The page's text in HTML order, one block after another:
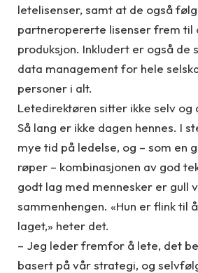
letelisenser, samt at de også
partneropererte lisenser frem til
produksjon. Inkludert er også de
data management for hele
personer i alt.
Letedirektøren sitter ikke selv og
Så lang er ikke dagen hennes. I
mye tid på ledelse, og – som en
røper – kombinasjonen av god
godt lag med mennesker er gull
sammenhengen. «Hun er flink til
laget,» heter det.
– Jeg leder fremfor å lete, det
basert på vår strategi, og